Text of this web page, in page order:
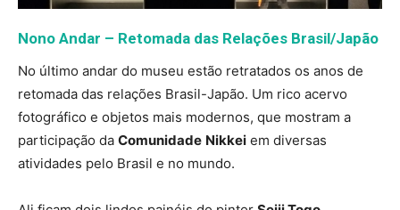
Nono Andar – Retomada das Relações Brasil/Japão
No último andar do museu estão retratados os anos de
retomada das relações Brasil-Japão. Um rico acervo
fotográfico e objetos mais modernos, que mostram a
participação da Comunidade Nikkei em diversas
atividades pelo Brasil e no mundo.